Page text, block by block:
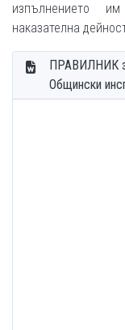
изпълнението
наказателна
ПРАВИЛНИК
Общински